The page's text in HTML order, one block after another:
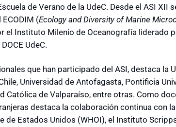
de Verano de la UdeC. Desde el ASI XII
(Ecology and Diversity of Marine
el Instituto Milenio de Oceanografía liderado
UdeC.
que han participado del ASI, destaca la
Universidad de Antofagasta, Pontificia
Católica de Valparaíso, entre otras. Como
destaca la colaboración continua con
de Estados Unidos (WHOI), el Instituto